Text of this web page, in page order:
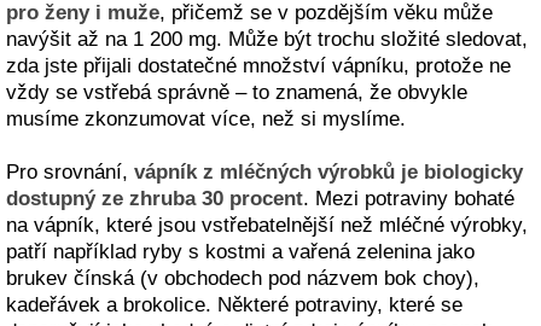
pro ženy i muže, přičemž se v pozdějším věku může
navýšit až na 1 200 mg. Může být trochu složité sledovat,
zda jste přijali dostatečné množství vápníku, protože ne
vždy se vstřebá správně – to znamená, že obvykle
musíme zkonzumovat více, než si myslíme.
Pro srovnání, vápník z mléčných výrobků je biologicky
dostupný ze zhruba 30 procent. Mezi potraviny bohaté
na vápník, které jsou vstřebatelnější než mléčné výrobky,
patří například ryby s kostmi a vařená zelenina jako
brukev čínská (v obchodech pod názvem bok choy),
kadeřávek a brokolice. Některé potraviny, které se